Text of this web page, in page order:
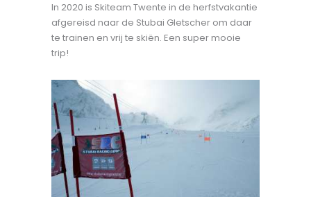
In 2020 is Skiteam Twente in de herfstvakantie
afgereisd naar de Stubai Gletscher om daar
te trainen en vrij te skiën. Een super mooie
trip!